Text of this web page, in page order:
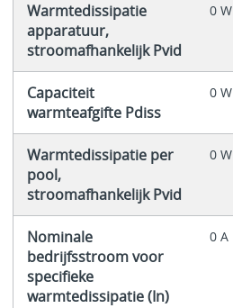
Warmtedissipatie
apparatuur,
stroomafhankelijk Pvid
0 W
Capaciteit
warmteafgifte Pdiss
0 W
Warmtedissipatie per
pool,
stroomafhankelijk Pvid
0 W
Nominale
bedrijfsstroom voor
specifieke
warmtedissipatie (In)
0 A